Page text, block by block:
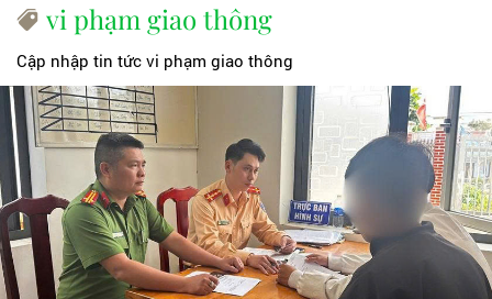
vi phạm giao thông
Cập nhập tin tức vi phạm giao thông